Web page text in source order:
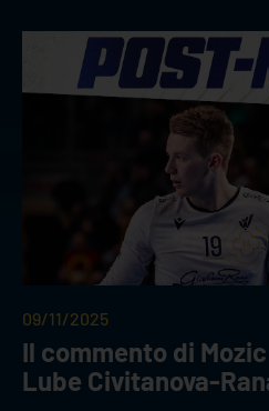
09/11/2025
Il commento di
Lube Civitanova-